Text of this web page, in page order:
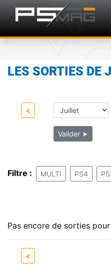
LES SORTIES DE
<
Valider ➤
Filtre : MULTI PS4
Pas encore de sorties
<